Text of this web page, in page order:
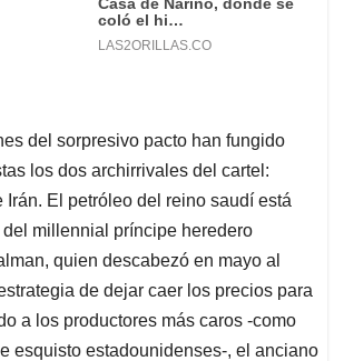
del sorpresivo pacto han fungido
los dos archirrivales del cartel:
Irán. El petróleo del reino saudí está
millennial príncipe heredero
quien descabezó en mayo al
de dejar caer los precios para
a los productores más caros -como
esquisto estadounidenses-, el anciano